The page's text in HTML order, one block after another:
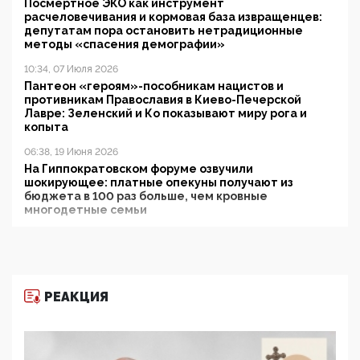
Посмертное ЭКО как инструмент
расчеловечивания и кормовая база извращенцев:
депутатам пора остановить нетрадиционные
методы «спасения демографии»
10:34, 07 Июля 2026
Пантеон «героям»-пособникам нацистов и
противникам Православия в Киево-Печерской
Лавре: Зеленский и Ко показывают миру рога и
копыта
06:38, 19 Июня 2026
На Гиппократовском форуме озвучили
шокирующее: платные опекуны получают из
бюджета в 100 раз больше, чем кровные
многодетные семьи
11:53, 09 Июня 2026
деятельность ИИТО ЮНЕСКО в России, но
цифроглобалисты продолжают определять
РЕАКЦИЯ